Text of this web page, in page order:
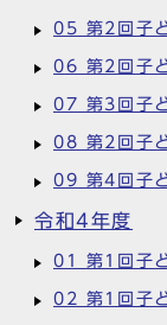
05 第2回子
06 第2回子
07 第3回子
08 第2回子
09 第4回子
令和4年度
01 第1回子
02 第1回子